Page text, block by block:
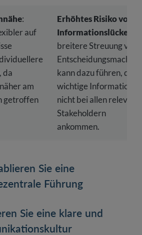
:
auf
da
am
getroffen
Erhöhtes Risiko von
Informationslücken
breitere Streuung von
Entscheidungsmacht
kann dazu führen, dass
wichtige Informationen
nicht bei allen
Stakeholdern
ankommen.
Sie eine
Führung
Sie eine klare und